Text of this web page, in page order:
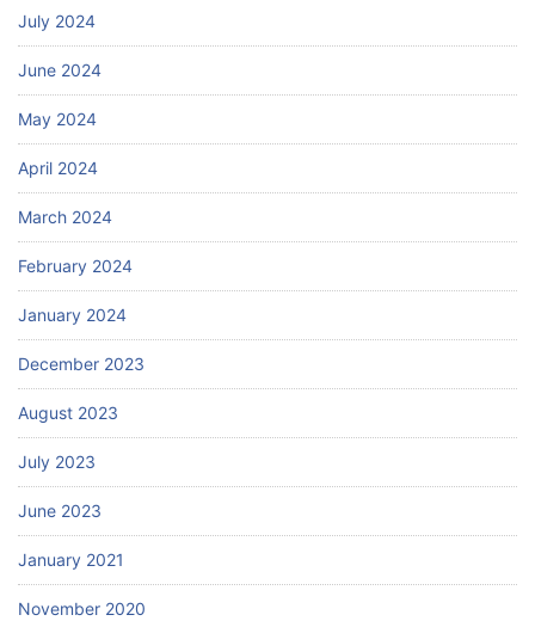
July 2024
June 2024
May 2024
April 2024
March 2024
February 2024
January 2024
December 2023
August 2023
July 2023
June 2023
January 2021
November 2020